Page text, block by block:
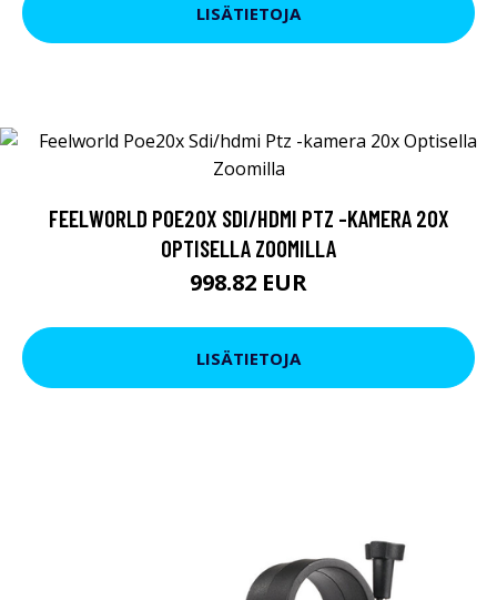
LISÄTIETOJA
FEELWORLD POE20X SDI/HDMI PTZ -KAMERA 20X
OPTISELLA ZOOMILLA
998.82 EUR
LISÄTIETOJA